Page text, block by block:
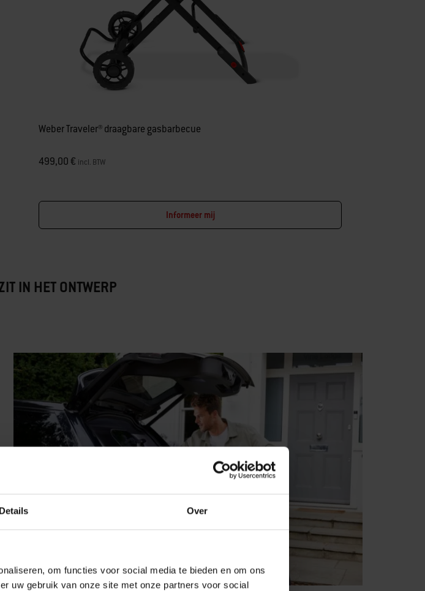
Details Over
om functies voor social media te bieden en om ons
uw gebruik van onze site met onze partners voor social
Weber Traveler® draagbare gasbarbecue
499,00 € incl. BTW
Informeer mij
IN HET ONTWERP